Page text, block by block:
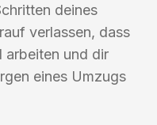
deines
verlassen, dass
arbeiten und dir
eines Umzugs